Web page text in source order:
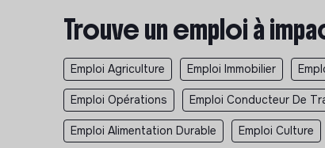
Trouve un emploi à
Emploi Agriculture Emploi Immobilier
Emploi Opérations Emploi Conducteur De
Emploi Alimentation Durable Emploi Culture